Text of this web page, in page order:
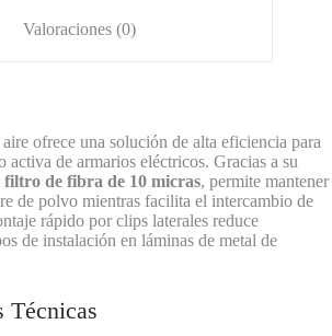
Valoraciones (0)
ofrece una solución de alta eficiencia para
activa de armarios eléctricos. Gracias a su
filtro de fibra de 10 micras, permite mantener
de polvo mientras facilita el intercambio de
rápido por clips laterales reduce
de instalación en láminas de metal de
Técnicas